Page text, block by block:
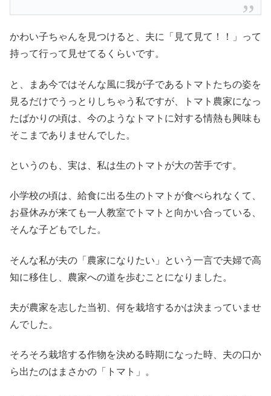
かわい子ちゃんを見つけると、夫に「見て見て！！」って
持って行って見せてるくらいです。
と、まあ今ではそんな風に我が子であるトマトたちの姿を
見るだけでうっとりしちゃう私ですが、トマト農家になっ
たばかりの頃は、今のようなトマトに対する情熱も興味も
そこまでありませんでした。
というのも、実は、私は生のトマトが大の苦手です。
小学校の頃は、給食に出る生のトマトが食べられなくて、
お昼休みが来ても一人教室でトマトと向かい合っている、
そんな子どもでした。
そんな私が夫の「農家になりたい」という一言で夫婦で高
知に移住し、農家への道を歩むことになりました。
夫が農家を志した当初、何を栽培するかは決まっていませ
んでした。
そろそろ栽培する作物を決める時期になった時、夫の口か
ら出たのはまさかの「トマト」。